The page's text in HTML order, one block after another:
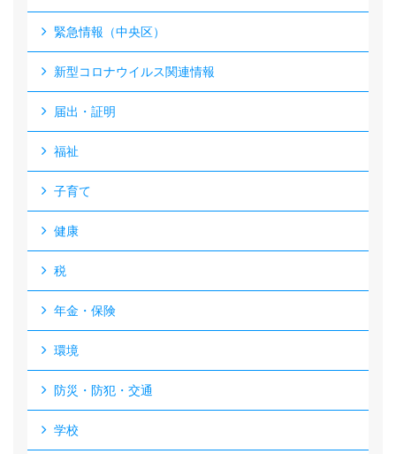
緊急情報（中央区）
新型コロナウイルス関連情報
届出・証明
福祉
子育て
健康
税
年金・保険
環境
防災・防犯・交通
学校